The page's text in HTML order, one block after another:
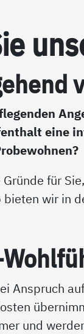
eine
für
bieten wir in
Anspruch
und